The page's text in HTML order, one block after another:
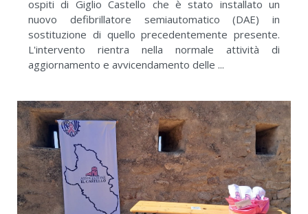
ospiti di Giglio Castello che è stato installato un
nuovo defibrillatore semiautomatico (DAE) in
sostituzione di quello precedentemente presente.
L'intervento rientra nella normale attività di
aggiornamento e avvicendamento delle ...